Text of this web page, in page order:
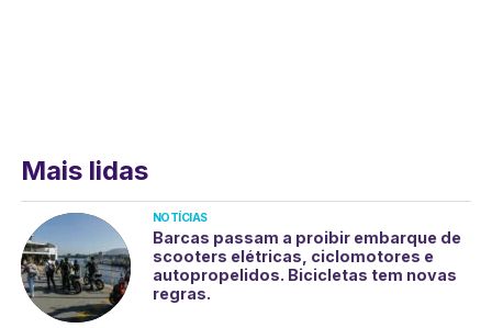
Mais lidas
NOTÍCIAS
Barcas passam a proibir embarque de
scooters elétricas, ciclomotores e
autopropelidos. Bicicletas tem novas
regras.